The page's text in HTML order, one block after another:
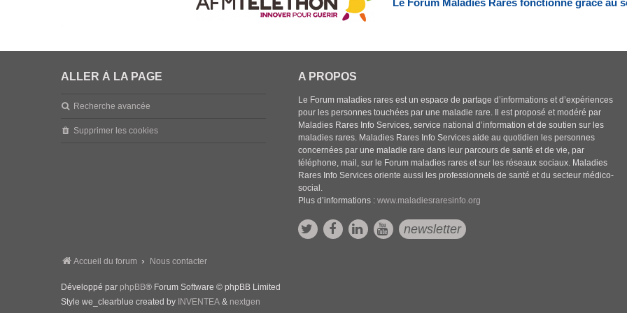
Le Forum Maladies Rares fonctionne grâce au
ALLER À LA PAGE
Recherche avancée
Supprimer les cookies
A PROPOS
Le Forum maladies rares est un espace de partage d’informations et d’expériences
pour les personnes touchées par une maladie rare. Il est proposé et modéré par
Maladies Rares Info Services, service national d’information et de soutien sur les
maladies rares. Maladies Rares Info Services aide au quotidien les personnes
concernées par une maladie rare dans leur parcours de santé et de vie, par
téléphone, mail, sur le Forum maladies rares et sur les réseaux sociaux. Maladies
Rares Info Services oriente aussi les professionnels de santé et du secteur médico-
social.
Plus d’informations :www.maladiesraresinfo.org
newsletter
Accueil du forum Nous contacter
Développé par phpBB® Forum Software © phpBB Limited
Style we_clearblue created by INVENTEA & nextgen